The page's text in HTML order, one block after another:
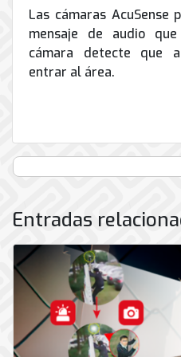
Las cámaras AcuSense
mensaje de audio
cámara detecte que
entrar al área.
Entradas